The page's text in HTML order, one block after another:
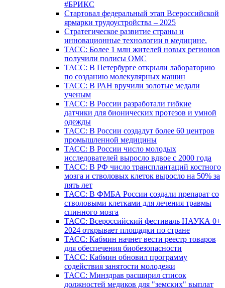
#БРИКС
Стартовал федеральный этап Всероссийской
ярмарки трудоустройства – 2025
Стратегическое развитие страны и
инновационные технологии в медицине.
ТАСС: Более 1 млн жителей новых регионов
получили полисы ОМС
ТАСС: В Петербурге открыли лабораторию
по созданию молекулярных машин
ТАСС: В РАН вручили золотые медали
ученым
ТАСС: В России разработали гибкие
датчики для бионических протезов и умной
одежды
ТАСС: В России создадут более 60 центров
промышленной медицины
ТАСС: В России число молодых
исследователей выросло вдвое с 2000 года
ТАСС: В РФ число трансплантаций костного
мозга и стволовых клеток выросло на 50% за
пять лет
ТАСС: В ФМБА России создали препарат со
стволовыми клетками для лечения травмы
спинного мозга
ТАСС: Всероссийский фестиваль НАУКА 0+
2024 открывает площадки по стране
ТАСС: Кабмин начнет вести реестр товаров
для обеспечения биобезопасности
ТАСС: Кабмин обновил программу
содействия занятости молодежи
ТАСС: Минздрав расширил список
должностей медиков для "земских" выплат